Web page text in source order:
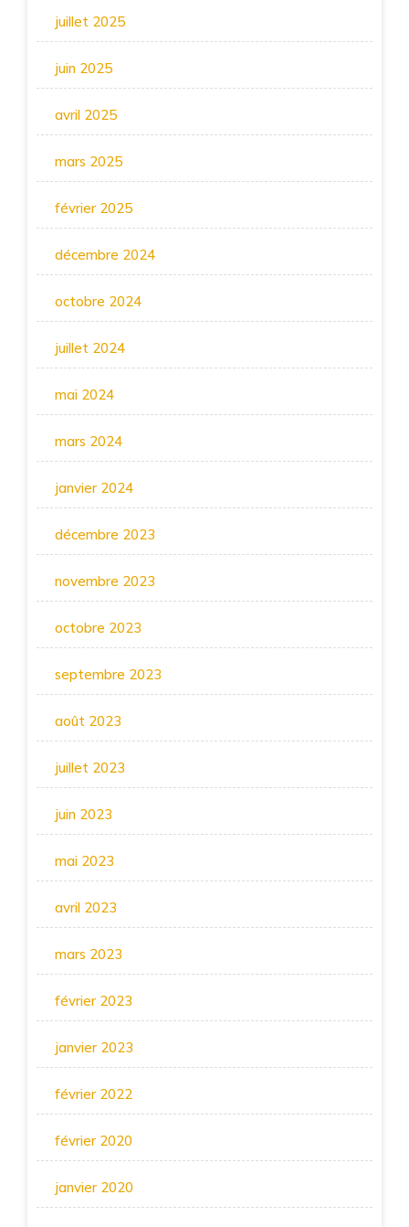
juillet 2025
juin 2025
avril 2025
mars 2025
février 2025
décembre 2024
octobre 2024
juillet 2024
mai 2024
mars 2024
janvier 2024
décembre 2023
novembre 2023
octobre 2023
septembre 2023
août 2023
juillet 2023
juin 2023
mai 2023
avril 2023
mars 2023
février 2023
janvier 2023
février 2022
février 2020
janvier 2020